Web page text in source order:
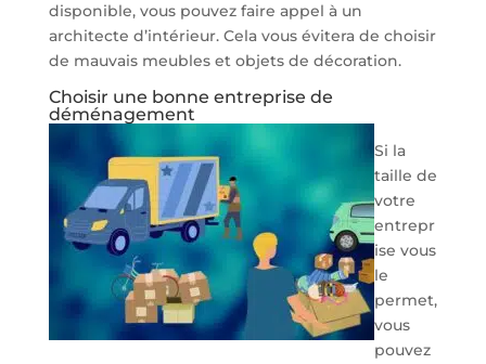
disponible, vous pouvez faire appel à un
architecte d’intérieur. Cela vous évitera de choisir
de mauvais meubles et objets de décoration.
Choisir une bonne entreprise de
déménagement
Si la
taille de
votre
entrepr
ise vous
le
permet,
vous
pouvez